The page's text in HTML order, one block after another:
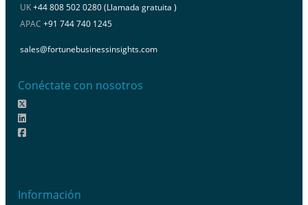
UK+44 808 502 0280 (Llamada gratuita )
APAC +91 744 740 1245
sales@fortunebusinessinsights.com
Conéctate con nosotros
Información